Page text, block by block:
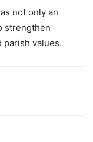
not only an
strengthen
parish values.